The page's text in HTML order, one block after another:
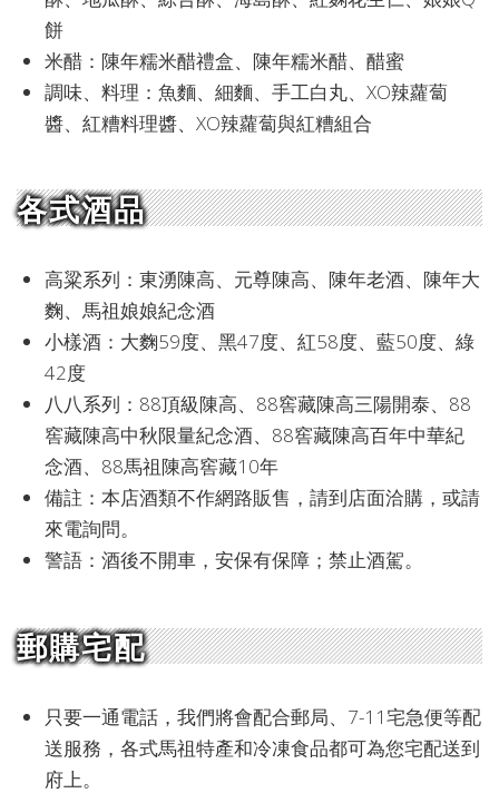
餅
米醋：陳年糯米醋禮盒、陳年糯米醋、醋蜜
調味、料理：魚麵、細麵、手工白丸、XO辣蘿蔔
醬、紅糟料理醬、XO辣蘿蔔與紅糟組合
各式酒品
高粱系列：東湧陳高、元尊陳高、陳年老酒、陳年大
麴、馬祖娘娘紀念酒
小樣酒：大麴59度、黑47度、紅58度、藍50度、綠
42度
八八系列：88頂級陳高、88窖藏陳高三陽開泰、88
窖藏陳高中秋限量紀念酒、88窖藏陳高百年中華紀
念酒、88馬祖陳高窖藏10年
備註：本店酒類不作網路販售，請到店面洽購，或請
來電詢問。
警語：酒後不開車，安保有保障；禁止酒駕。
郵購宅配
只要一通電話，我們將會配合郵局、7-11宅急便等配
送服務，各式馬祖特產和冷凍食品都可為您宅配送到
府上。